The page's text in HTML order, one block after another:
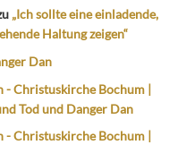
„Ich sollte eine einladende,
Haltung zeigen“
Dan
- Christuskirche Bochum |
Tod und Danger Dan
- Christuskirche Bochum |